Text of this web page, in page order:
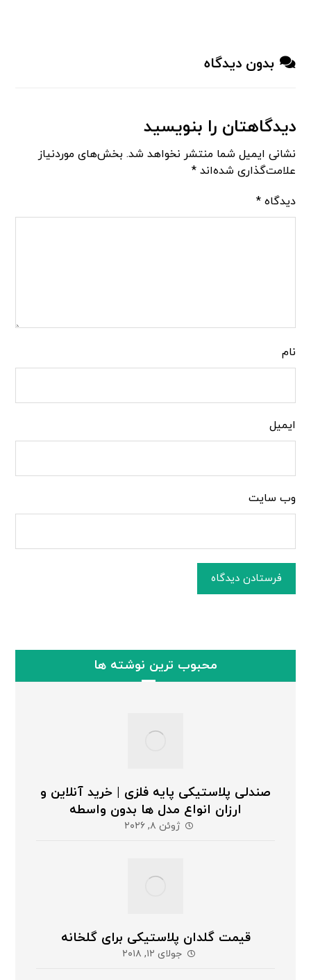
بدون دیدگاه
دیدگاهتان را بنویسید
نشانی ایمیل شما منتشر نخواهد شد. بخش‌های موردنیاز
علامت‌گذاری شده‌اند*
دیدگاه*
نام
ایمیل
وب‌ سایت
فرستادن دیدگاه
محبوب ترین نوشته ها
صندلی پلاستیکی پایه فلزی | خرید آنلاین و
ارزان انواع مدل ها بدون واسطه
ژوئن ۸, ۲۰۲۶
قیمت گلدان پلاستیکی برای گلخانه
جولای ۱۲, ۲۰۱۸